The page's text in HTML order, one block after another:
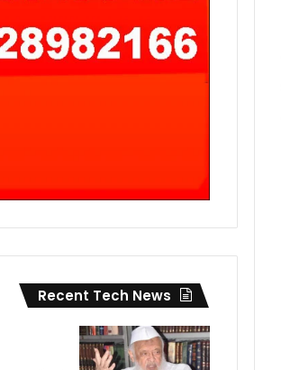
Recent Tech News